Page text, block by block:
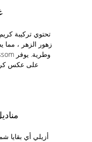
زهور الزهر ، مما
على عكس
أزيلي أي بقايا